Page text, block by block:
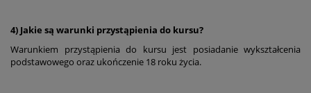
4) Jakie są warunki przystąpienia do kursu?
Warunkiem przystąpienia do kursu jest posiadanie wykształcenia
podstawowego oraz ukończenie 18 roku życia.